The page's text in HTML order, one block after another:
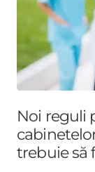
Noi reguli
trebuie să